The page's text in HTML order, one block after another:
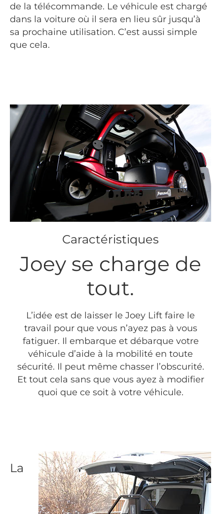
de la télécommande. Le véhicule est chargé
dans la voiture où il sera en lieu sûr jusqu’à
sa prochaine utilisation. C’est aussi simple
que cela.
Caractéristiques
Joey se charge de
tout.
L’idée est de laisser le Joey Lift faire le
travail pour que vous n’ayez pas à vous
fatiguer. Il embarque et débarque votre
véhicule d’aide à la mobilité en toute
sécurité. Il peut même chasser l’obscurité.
Et tout cela sans que vous ayez à modifier
quoi que ce soit à votre véhicule.
La